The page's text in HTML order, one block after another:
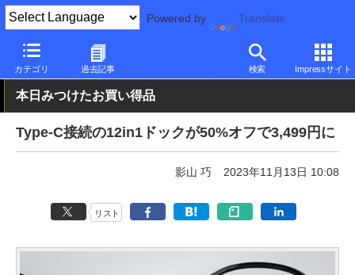
Powered by Translate
カテゴリ 過去記事 検索 Impressサイト
PC Watch 半導体/周辺機器
本日みつけたお買い得品
Type-C接続の12in1ドックが50%オフで3,499円に
影山 巧 2023年11月13日 10:08
リスト